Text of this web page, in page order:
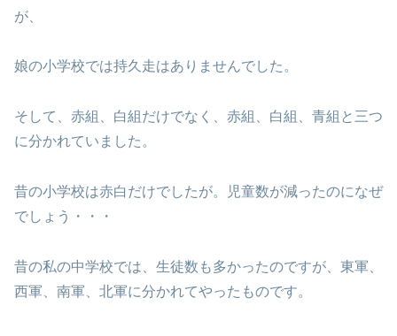
が、
娘の小学校では持久走はありませんでした。
そして、赤組、白組だけでなく、赤組、白組、青組と三つ
に分かれていました。
昔の小学校は赤白だけでしたが。児童数が減ったのになぜ
でしょう・・・
昔の私の中学校では、生徒数も多かったのですが、東軍、
西軍、南軍、北軍に分かれてやったものです。